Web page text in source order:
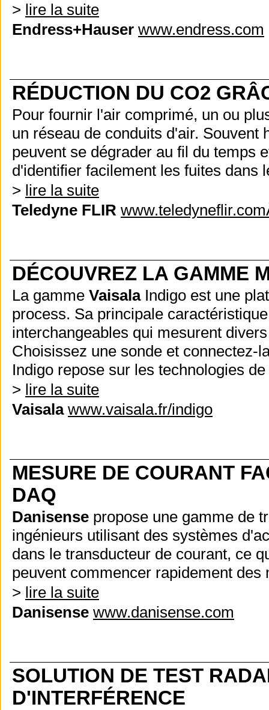
> lire la suite
Endress+Hauser www.endress.com
RÉDUCTION DU CO2
Pour fournir l'air comprimé, un ou
un réseau de conduits d'air.
peuvent se dégrader au fil du temps
d'identifier facilement les fuites dans
> lire la suite
Teledyne FLIR
DÉCOUVREZ LA GAMME
La gamme VaisalaIndigo est une
process. Sa principale
interchangeables qui mesurent
Choisissez une sonde et connectez-
Indigo repose sur les technologies
> lire la suite
Vaisala www.vaisala.fr/indigo
MESURE DE COURANT
DAQ
Danisense propose une gamme de
ingénieurs utilisant des systèmes
dans le transducteur de courant, ce
peuvent commencer rapidement
> lire la suite
Danisense www.danisense.com
SOLUTION DE TEST
D'INTERFÉRENCE